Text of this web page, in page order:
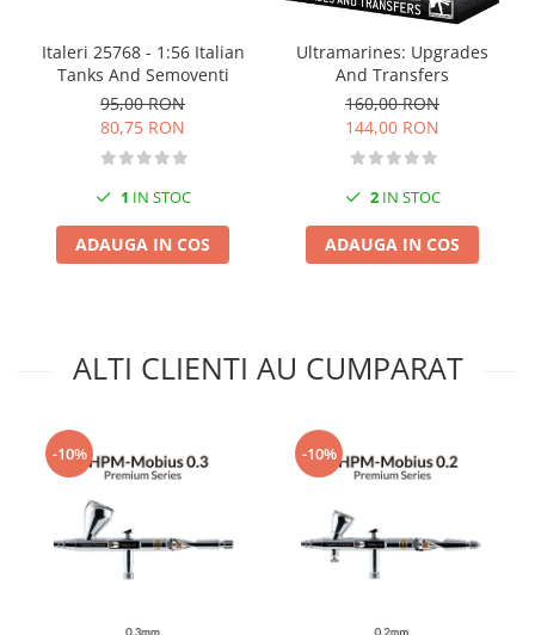
Seturi Vopsele
Spray
Speedpaint Markers
Accesorii pictura
Markere Metalice
Italeri 25768 - 1:56 Italian
Tanks And Semoventi
95,00 RON
80,75 RON
1 IN STOC
ADAUGA IN COS
Ultramarines: Upgrades
And Transfers
160,00 RON
144,00 RON
2IN STOC
ADAUGA IN COS
ALTI CLIENTI AU CUMPARAT
-10% -10%